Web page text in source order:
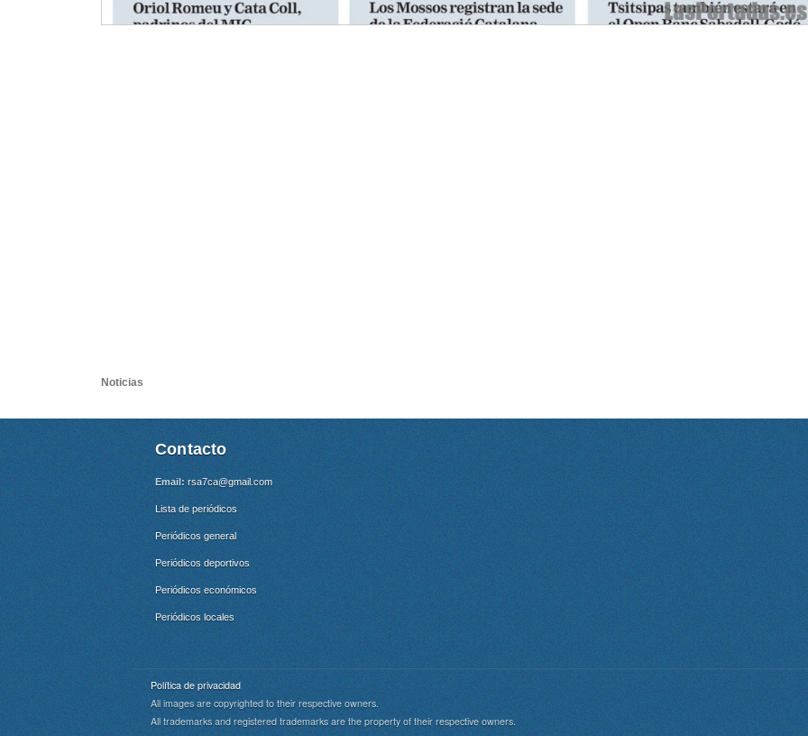
Noticias
Contacto
Email: rsa7ca@gmail.com
Lista de periódicos
Periódicos general
Periódicos deportivos
Periódicos económicos
Periódicos locales
Política de privacidad
All images are copyrighted to their respective owners.
All trademarks and registered trademarks are the property of their respective owners.